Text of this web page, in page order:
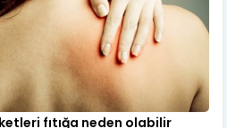
fıtığa neden olabilir